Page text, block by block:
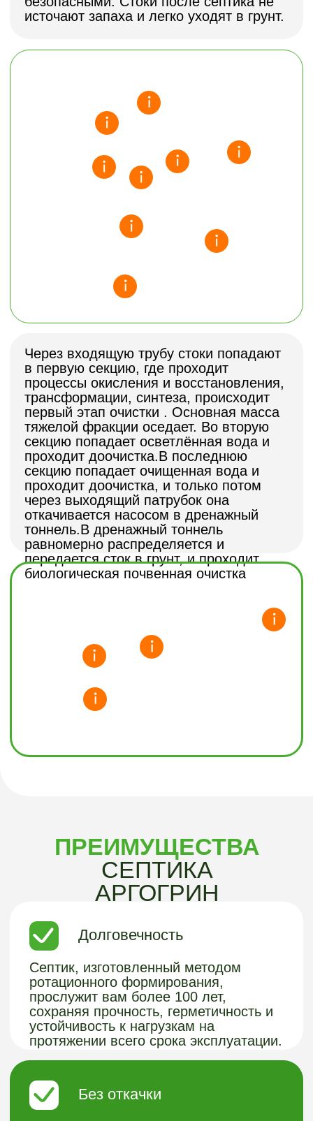
секцию попадает осветлённая вода и
проходит доочистка.В последнюю
через выходящий патрубок она
передается сток в грунт, и проходит
биологическая почвенная очистка
ПРЕИМУЩЕСТВА
Долговечность
Септик, изготовленный методом
ротационного формирования,
прослужит вам более 100 лет,
сохраняя прочность, герметичность и
устойчивость к нагрузкам на
протяжении всего срока эксплуатации.
гармонично вписываясь в ландшафт и
не привлекая лишнего внимания.
Без откачки
Переливная система позволяет
вызывать ассенизаторскую машину раз
в три года, существенно сокращая
расходы на обслуживание и
обеспечивая эффективную очистку
стоков без лишних хлопот.
не нужна большая техника, что
позволяет выполнить монтаж быстро,
аккуратно и без серьезных затрат на
подготовительные работы.
Работает при любых
условиях
стабильную эффективность в любых
Герметичность
Пластиковый септик Арго-Грин
ротационного формования, что
гарантирует его абсолютную
герметичность и исключает риск
протечек или деформации корпуса под
давлением почвы.